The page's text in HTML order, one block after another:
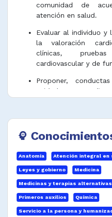
comunidad de
atención en salud.
Evaluar al individuo y
la valoración
clínicas,
cardiovascular y de
Proponer,
cuidado
rehabilitación
deportistas.
Intervenir
masajes cardiacos
artificial.
psychology
Anatomía Atención integral en
Leyes y gobierno Medicina
Medicinas y terapias
Primeros auxilios Química
Servicio a la persona y